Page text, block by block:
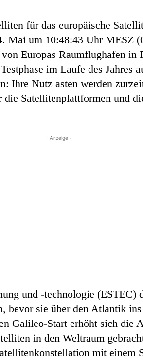
für das europäische
Mai um 10:48:43 Uhr MESZ
Europas Raumflughafen in
im Laufe des Jahres
Ihre Nutzlasten werden
Satellitenplattformen und
- Anzeige -
und -technologie (ESTEC)
bevor sie über den Atlantik
Galileo-Start erhöht sich die
in den Weltraum
mit einem